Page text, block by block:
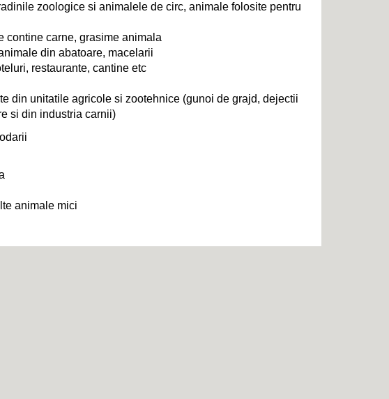
zoologice si animalele de circ, animale folosite pentru
contine carne, grasime animala
din abatoare, macelarii
restaurante, cantine etc
din unitatile agricole si zootehnice (gunoi de grajd, dejectii
si din industria carnii)
animale mici